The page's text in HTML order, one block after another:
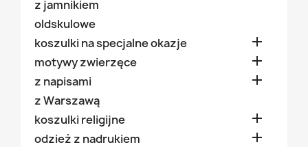
z jamnikiem
oldskulowe
koszulki na specjalne okazje

motywy zwierzęce 
z napisami 
z Warszawą
koszulki religijne

odzież z nadrukiem 